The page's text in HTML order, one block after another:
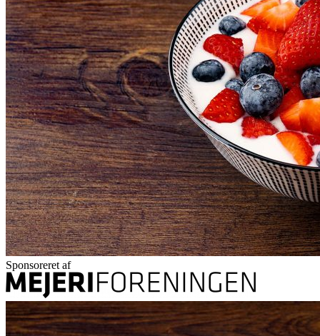
Sponsoreret af